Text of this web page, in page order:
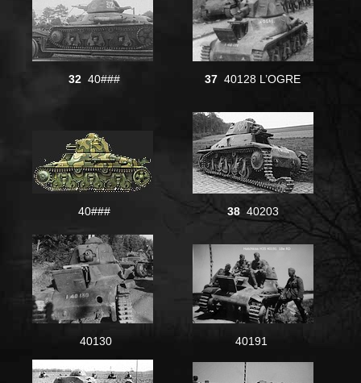
32 40### 37 40128 L’OGRE
40### 38 40203
40130 40191